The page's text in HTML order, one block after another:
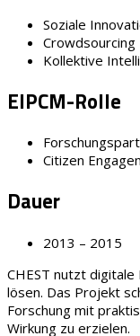
Soziale
Crowdsourcing
Kollektive
EIPCM-Rolle
Citizen
Dauer
2013 – 2015
CHEST nutzt
lösen. Das Projekt
Forschung mit
Wirkung zu erzielen.